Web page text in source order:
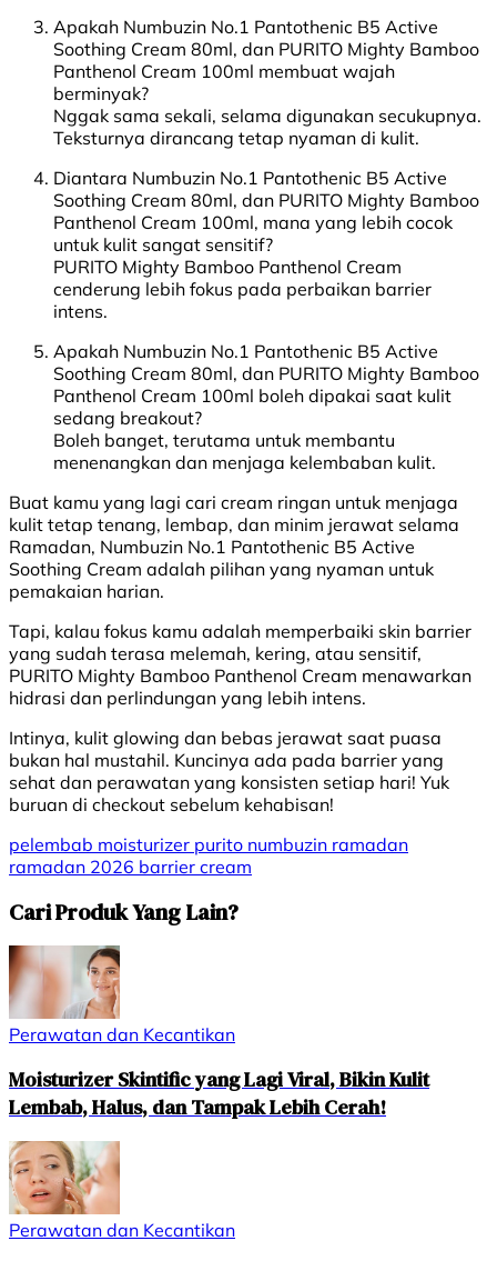
Apakah Numbuzin No.1 Pantothenic B5 Active
Soothing Cream 80ml, dan PURITO Mighty Bamboo
Panthenol Cream 100ml membuat wajah
berminyak?
Nggak sama sekali, selama digunakan secukupnya.
Teksturnya dirancang tetap nyaman di kulit.
Diantara Numbuzin No.1 Pantothenic B5 Active
Soothing Cream 80ml, dan PURITO Mighty Bamboo
Panthenol Cream 100ml, mana yang lebih cocok
untuk kulit sangat sensitif?
PURITO Mighty Bamboo Panthenol Cream
cenderung lebih fokus pada perbaikan barrier
intens.
Apakah Numbuzin No.1 Pantothenic B5 Active
Soothing Cream 80ml, dan PURITO Mighty Bamboo
Panthenol Cream 100ml boleh dipakai saat kulit
sedang breakout?
Boleh banget, terutama untuk membantu
menenangkan dan menjaga kelembaban kulit.
Buat kamu yang lagi cari cream ringan untuk menjaga
kulit tetap tenang, lembap, dan minim jerawat selama
Ramadan, Numbuzin No.1 Pantothenic B5 Active
Soothing Cream adalah pilihan yang nyaman untuk
pemakaian harian.
Tapi, kalau fokus kamu adalah memperbaiki skin barrier
yang sudah terasa melemah, kering, atau sensitif,
PURITO Mighty Bamboo Panthenol Cream menawarkan
hidrasi dan perlindungan yang lebih intens.
Intinya, kulit glowing dan bebas jerawat saat puasa
bukan hal mustahil. Kuncinya ada pada barrier yang
sehat dan perawatan yang konsisten setiap hari! Yuk
buruan di checkout sebelum kehabisan!
pelembab moisturizer purito numbuzin ramadan
ramadan 2026 barrier cream
Cari Produk Yang Lain?
Perawatan dan Kecantikan
Moisturizer Skintific yang Lagi Viral, Bikin Kulit
Lembab, Halus, dan Tampak Lebih Cerah!
Perawatan dan Kecantikan